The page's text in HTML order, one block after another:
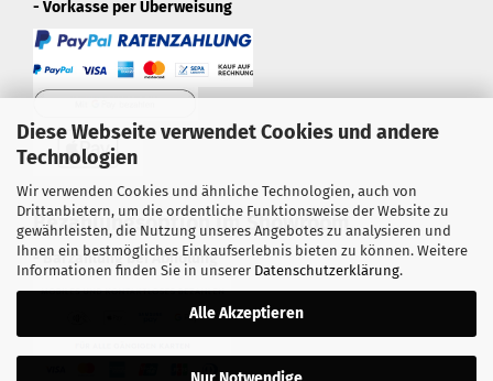
Diese Webseite verwendet Cookies und andere
Technologien
Wir verwenden Cookies und ähnliche Technologien, auch von
Drittanbietern, um die ordentliche Funktionsweise der Website zu
gewährleisten, die Nutzung unseres Angebotes zu analysieren und
Ihnen ein bestmögliches Einkaufserlebnis bieten zu können. Weitere
Informationen finden Sie in unserer Datenschutzerklärung.
Alle Akzeptieren
- Vorkasse per Überweisung
Bezahlungsoption im Showroom
- Barzahlung bei Abholung